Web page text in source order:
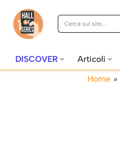
Vai
DISCOVER Articoli
Home »